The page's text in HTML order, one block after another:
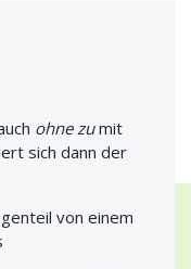
ohne zumit
sich dann der
von einem